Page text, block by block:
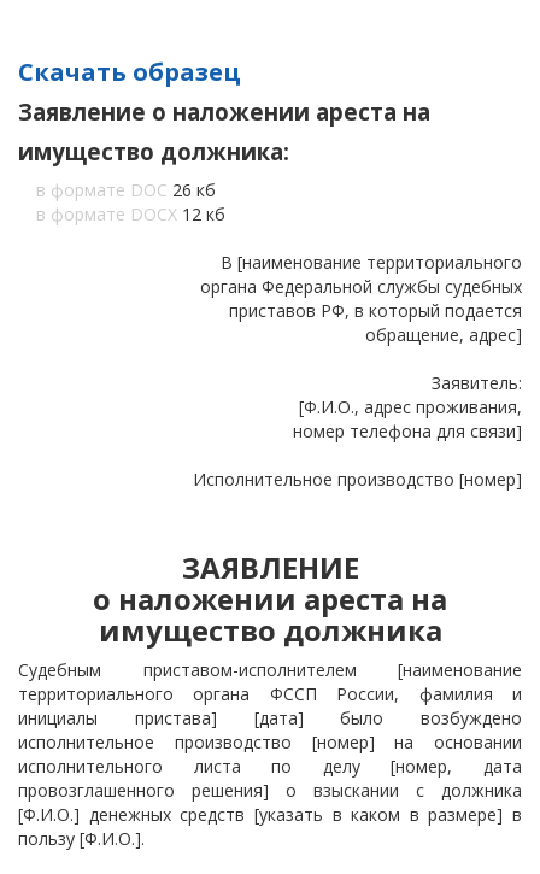
Скачать образец
Заявление о наложении ареста на
имущество должника:
в формате DOC 26 кб
в формате DOCX 12 кб
В [наименование территориального
органа Федеральной службы судебных
приставов РФ, в который подается
обращение, адрес]
Заявитель:
[Ф.И.О., адрес проживания,
номер телефона для связи]
Исполнительное производство [номер]
ЗАЯВЛЕНИЕ
о наложении ареста на
имущество должника
Судебным приставом-исполнителем [наименование
территориального органа ФССП России, фамилия и
инициалы пристава] [дата] было возбуждено
исполнительное производство [номер] на основании
исполнительного листа по делу [номер, дата
провозглашенного решения] о взыскании с должника
[Ф.И.О.] денежных средств [указать в каком в размере] в
пользу [Ф.И.О.].